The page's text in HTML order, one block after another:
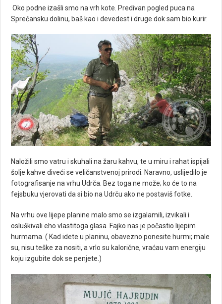
Oko podne izašli smo na vrh kote. Predivan pogled puca na
Sprečansku dolinu, baš kao i devedest i druge dok sam bio kurir.
Naložili smo vatru i skuhali na žaru kahvu, te u miru i rahat ispijali
šolje kahve diveći se veličanstvenoj prirodi. Naravno, uslijedilo je
fotografisanje na vrhu Udrča. Bez toga ne može; ko će to na
fejsbuku vjerovati da si bio na Udrču ako ne postaviš fotke.
Na vrhu ove lijepe planine malo smo se izgalamili, izvikali i
osluškivali eho vlastitoga glasa. Fajko nas je počastio lijepim
hurmama. ( Kad idete u planinu, obavezno ponesite hurmi; male
su, nisu teške za nositi, a vrlo su kalorične, vraćau vam energiju
koju izgubite dok se penjete.)